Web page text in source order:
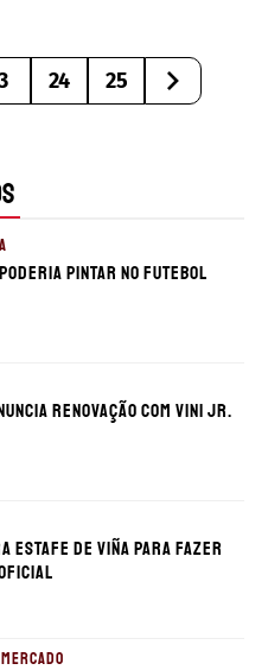
24 25
poderia pintar no futebol
renovação com Vini Jr.
estafe de Viña para fazer